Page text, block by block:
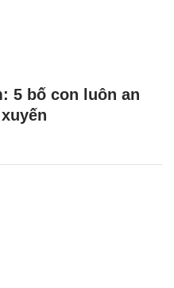
5 bố con luôn an